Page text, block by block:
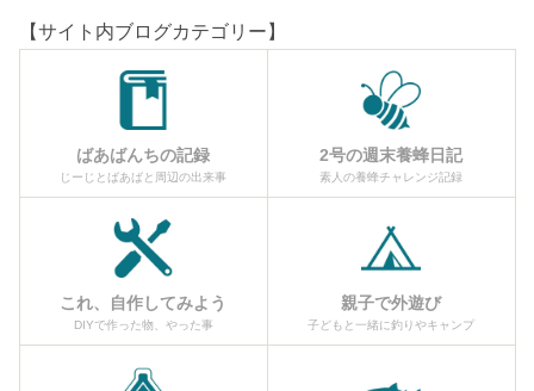
【サイト内ブログカテゴリー】
ばあばんちの記録
じーじとばあばと周辺の出来事
2号の週末養蜂日記
素人の養蜂チャレンジ記録
これ、自作してみよう
DIYで作った物、やった事
親子で外遊び
子どもと一緒に釣りやキャンプ